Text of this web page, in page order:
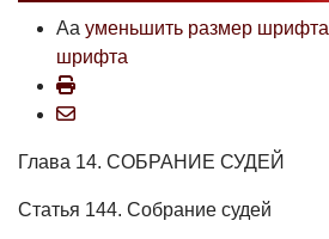
Aa уменьшить размер шрифта
шрифта
Глава 14. СОБРАНИЕ СУДЕЙ
Статья 144. Собрание судей